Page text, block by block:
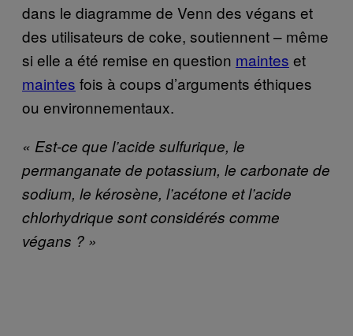
dans le diagramme de Venn des végans et
des utilisateurs de coke, soutiennent – même
si elle a été remise en question maintes et
maintes fois à coups d’arguments éthiques
ou environnementaux.
« Est-ce que l’acide sulfurique, le
permanganate de potassium, le carbonate de
sodium, le kérosène, l’acétone et l’acide
chlorhydrique sont considérés comme
végans ? »